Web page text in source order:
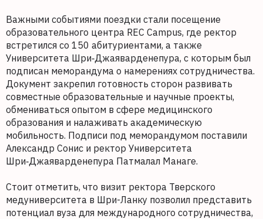
Важными событиями поездки стали посещение
образовательного центра REC Campus, где ректор
встретился со 150 абитуриентами, а также
Университета Шри‑Джаяварденепура, с которым был
подписан меморандума о намерениях сотрудничества.
Документ закрепил готовность сторон развивать
совместные образовательные и научные проекты,
обмениваться опытом в сфере медицинского
образования и налаживать академическую
мобильность. Подписи под меморандумом поставили
Александр Сонис и ректор Университета
Шри‑Джаяварденепура Патмалал Манаге.
Стоит отметить, что визит ректора Тверского
медуниверситета в Шри-Ланку позволил представить
потенциал вуза для международного сотрудничества,